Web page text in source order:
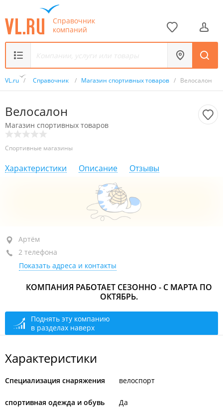
Справочник
компаний
VL.ru / Справочник / Магазин спортивных товаров / Велосалон
Велосалон
Магазин спортивных товаров
Спортивные магазины
Характеристики Описание Отзывы
Артём, ул. Кирова, 12А
2-й этаж
+7 (423-37) 7-25-50
+7 924 000-10-19
закрыто, откроется в 09:00
Артём
2 телефона
Показать адреса и контакты
КОМПАНИЯ РАБОТАЕТ СЕЗОННО - С МАРТА ПО
ОКТЯБРЬ.
Поднять эту компанию
в разделах наверх
Характеристики
Специализация снаряжения велоспорт
спортивная одежда и обувь Да